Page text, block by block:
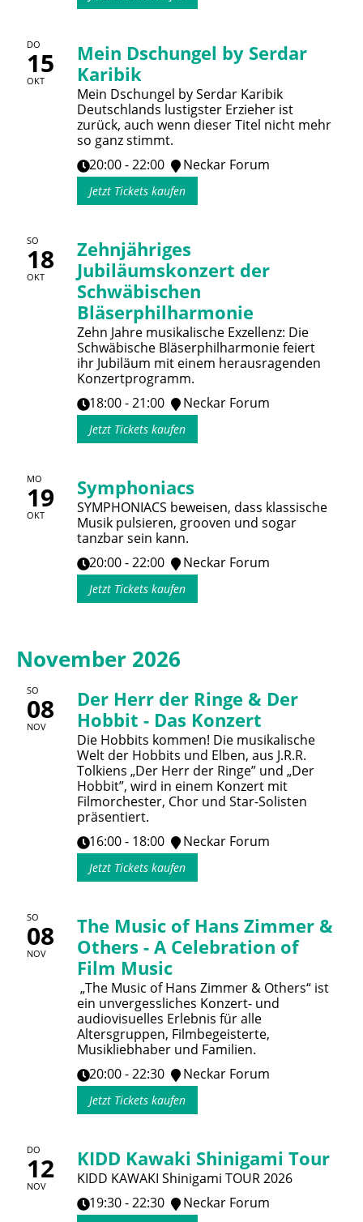
DO
15
OKT
Mein Dschungel by Serdar
Karibik
Mein Dschungel by Serdar Karibik
Deutschlands lustigster Erzieher ist
zurück, auch wenn dieser Titel nicht mehr
so ganz stimmt.
20:00 - 22:00
Neckar Forum
Jetzt Tickets kaufen
SO
18
OKT
Zehnjähriges
Jubiläumskonzert der
Schwäbischen
Bläserphilharmonie
Zehn Jahre musikalische Exzellenz: Die
Schwäbische Bläserphilharmonie feiert
ihr Jubiläum mit einem herausragenden
Konzertprogramm.
18:00 - 21:00
Neckar Forum
Jetzt Tickets kaufen
MO
19
OKT
Symphoniacs
SYMPHONIACS beweisen, dass klassische
Musik pulsieren, grooven und sogar
tanzbar sein kann.
20:00 - 22:00
Neckar Forum
Jetzt Tickets kaufen
November 2026
SO
08
NOV
Der Herr der Ringe & Der
Hobbit - Das Konzert
Die Hobbits kommen! Die musikalische
Welt der Hobbits und Elben, aus J.R.R.
Tolkiens „Der Herr der Ringe” und „Der
Hobbit”, wird in einem Konzert mit
Filmorchester, Chor und Star-Solisten
präsentiert.
16:00 - 18:00
Neckar Forum
Jetzt Tickets kaufen
SO
08
NOV
The Music of Hans Zimmer &
Others - A Celebration of
Film Music
„The Music of Hans Zimmer & Others“ ist
ein unvergessliches Konzert- und
audiovisuelles Erlebnis für alle
Altersgruppen, Filmbegeisterte,
Musikliebhaber und Familien.
20:00 - 22:30
Neckar Forum
Jetzt Tickets kaufen
DO
12
NOV
KIDD Kawaki Shinigami Tour
KIDD KAWAKI Shinigami TOUR 2026
19:30 - 22:30
Neckar Forum